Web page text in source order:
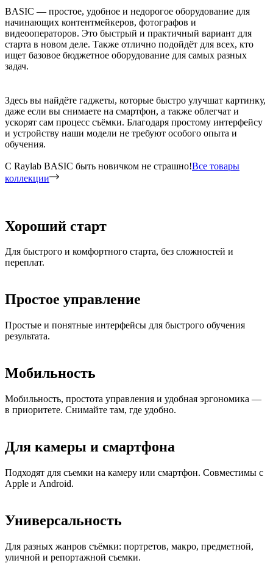
BASIC — простое, удобное и недорогое оборудование для
начинающих контентмейкеров, фотографов и
видеооператоров. Это быстрый и практичный вариант для
старта в новом деле. Также отлично подойдёт для всех, кто
ищет базовое бюджетное оборудование для самых разных
задач.
Здесь вы найдёте гаджеты, которые быстро улучшат картинку,
даже если вы снимаете на смартфон, а также облегчат и
ускорят сам процесс съёмки. Благодаря простому интерфейсу
и устройству наши модели не требуют особого опыта и
обучения.
C Raylab BASIC быть новичком не страшно!Все товары
коллекции
Хороший старт
Для быстрого и комфортного старта, без сложностей и
переплат.
Простое управление
Простые и понятные интерфейсы для быстрого обучения
результата.
Мобильность
Мобильность, простота управления и удобная эргономика —
в приоритете. Снимайте там, где удобно.
Для камеры и смартфона
Подходят для съемки на камеру или смартфон. Совместимы с
Apple и Android.
Универсальность
Для разных жанров съёмки: портретов, макро, предметной,
уличной и репортажной съемки.